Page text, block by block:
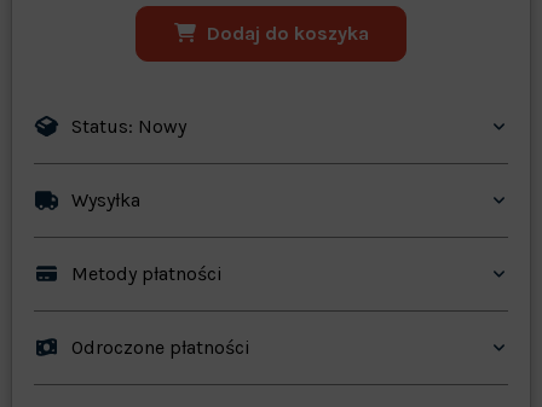
Dodaj do koszyka
Status: Nowy
Wysyłka
Metody płatności
Odroczone płatności